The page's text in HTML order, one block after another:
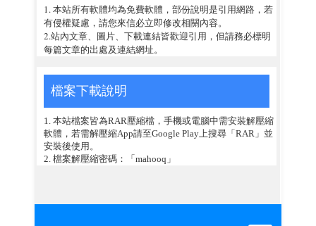
1. 本站所有軟體均為免費軟體，部份說明是引用網路，若
有侵權疑慮，請您來信必立即修改相關內容。
2.站內文章、圖片、下載連結皆歡迎引用，但請務必標明
每篇文章的出處及連結網址。
檔案下載說明
1. 本站檔案皆為RAR壓縮檔，手機或電腦中需安裝解壓縮
軟體，若需解壓縮App請至Google Play上搜尋「RAR」並
安裝後使用。
2. 檔案解壓縮密碼：「mahooq」